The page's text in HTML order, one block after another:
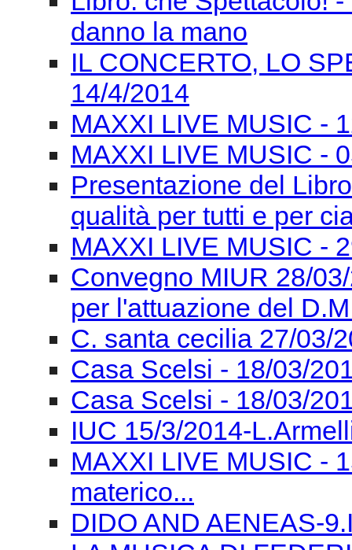
danno la mano
IL CONCERTO, LO
14/4/2014
MAXXI LIVE MUSIC -
MAXXI LIVE MUSIC -
Presentazione del
qualità per tutti e per
MAXXI LIVE MUSIC -
Convegno MIUR 28/
per l'attuazione del
C. santa cecilia 27/03/
Casa Scelsi - 18/03/
Casa Scelsi - 18/03/
IUC 15/3/2014-
MAXXI LIVE MUSIC -
materico...
DIDO AND AENEAS-